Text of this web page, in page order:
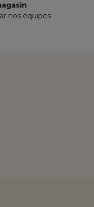
nos équipes